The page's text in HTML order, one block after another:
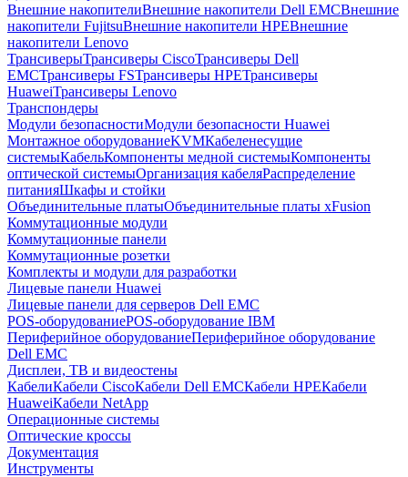
Внешние накопителиВнешние накопители Dell EMCВнешние
накопители FujitsuВнешние накопители HPEВнешние
накопители Lenovo
ТрансиверыТрансиверы CiscoТрансиверы Dell
EMCТрансиверы FSТрансиверы HPEТрансиверы
HuaweiТрансиверы Lenovo
Транспондеры
Модули безопасностиМодули безопасности Huawei
Монтажное оборудованиеKVMКабеленесущие
системыКабельКомпоненты медной системыКомпоненты
оптической системыОрганизация кабеляРаспределение
питанияШкафы и стойки
Объединительные платыОбъединительные платы xFusion
Коммутационные модули
Коммутационные панели
Коммутационные розетки
Комплекты и модули для разработки
Лицевые панели Huawei
Лицевые панели для серверов Dell EMC
POS-оборудованиеPOS-оборудование IBM
Периферийное оборудованиеПериферийное оборудование
Dell EMC
Дисплеи, ТВ и видеостены
КабелиКабели CiscoКабели Dell EMCКабели HPEКабели
HuaweiКабели NetApp
Операционные системы
Оптические кроссы
Документация
Инструменты